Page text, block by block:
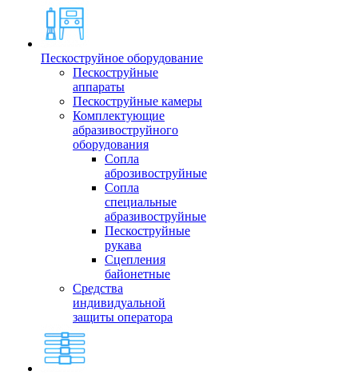
Пескоструйное оборудование
Пескоструйные
аппараты
Пескоструйные камеры
Комплектующие
абразивоструйного
оборудования
Сопла
аброзивоструйные
Сопла
специальные
абразивоструйные
Пескоструйные
рукава
Сцепления
байонетные
Средства
индивидуальной
защиты оператора